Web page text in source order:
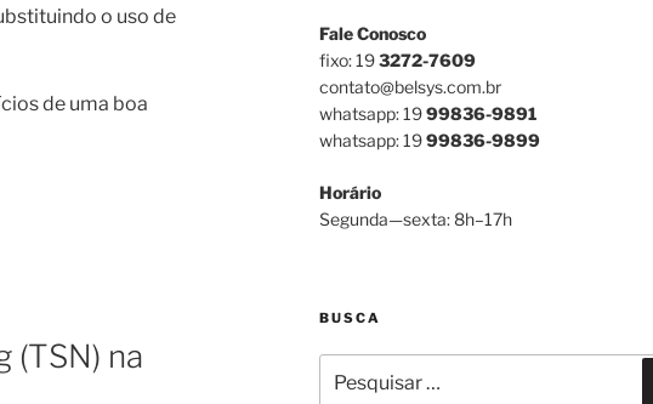
o uso de
de uma boa
(TSN) na
Fale Conosco
fixo: 193272-7609
contato@belsys.com.br
whatsapp: 1999836-9891
whatsapp: 1999836-9899
Horário
Segunda—sexta: 8h–17h
BUSCA
por: